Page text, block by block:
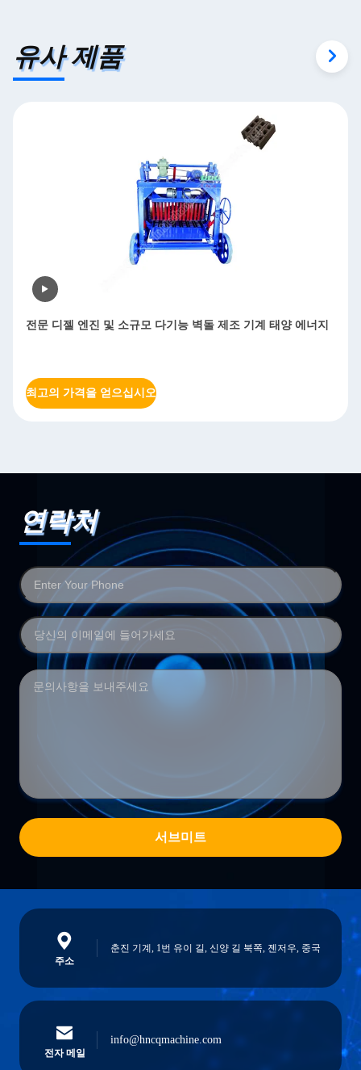
유사 제품
다기능 벽돌 제조 기계 태양 에너지
자동 엽 금속 닦기 기계 데버
연락처
서브미트
주소
춘진 기계, 1번 유이 길, 신양 길 북쪽, 젠저우, 중국
전자 메일
info@hncqmachine.com